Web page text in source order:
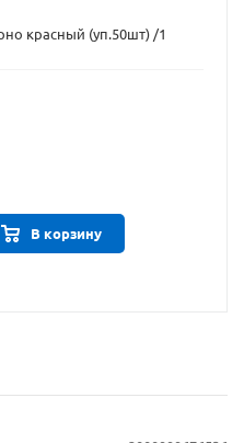
красный (уп.50шт) /1
В корзину